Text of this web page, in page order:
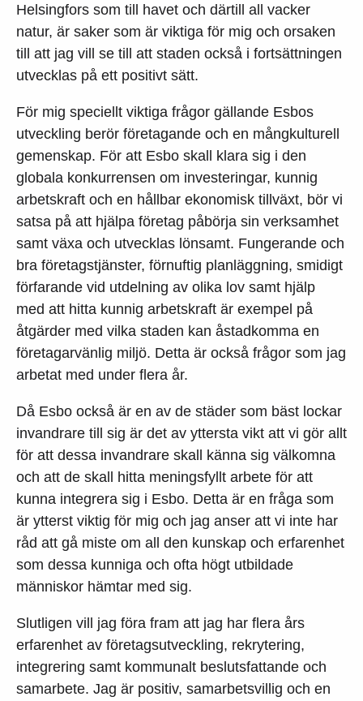
Helsingfors som till havet och därtill all vacker
natur, är saker som är viktiga för mig och orsaken
till att jag vill se till att staden också i fortsättningen
utvecklas på ett positivt sätt.
För mig speciellt viktiga frågor gällande Esbos
utveckling berör företagande och en mångkulturell
gemenskap. För att Esbo skall klara sig i den
globala konkurrensen om investeringar, kunnig
arbetskraft och en hållbar ekonomisk tillväxt, bör vi
satsa på att hjälpa företag påbörja sin verksamhet
samt växa och utvecklas lönsamt. Fungerande och
bra företagstjänster, förnuftig planläggning, smidigt
förfarande vid utdelning av olika lov samt hjälp
med att hitta kunnig arbetskraft är exempel på
åtgärder med vilka staden kan åstadkomma en
företagarvänlig miljö. Detta är också frågor som jag
arbetat med under flera år.
Då Esbo också är en av de städer som bäst lockar
invandrare till sig är det av yttersta vikt att vi gör allt
för att dessa invandrare skall känna sig välkomna
och att de skall hitta meningsfyllt arbete för att
kunna integrera sig i Esbo. Detta är en fråga som
är ytterst viktig för mig och jag anser att vi inte har
råd att gå miste om all den kunskap och erfarenhet
som dessa kunniga och ofta högt utbildade
människor hämtar med sig.
Slutligen vill jag föra fram att jag har flera års
erfarenhet av företagsutveckling, rekrytering,
integrering samt kommunalt beslutsfattande och
samarbete. Jag är positiv, samarbetsvillig och en